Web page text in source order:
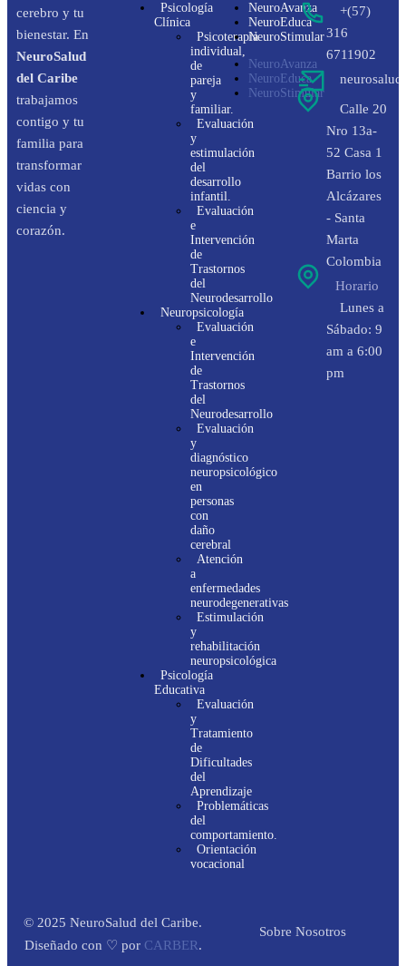
cerebro y tu
bienestar. En
NeuroSalud
del Caribe
trabajamos
contigo y tu
familia para
transformar
vidas con
ciencia y
corazón.
Psicología
Clínica
Psicoterapia
individual,
de
pareja
y
familiar.
Evaluación
y
estimulación
del
desarrollo
infantil.
Evaluación
e
Intervención
de
Trastornos
del
Neurodesarrollo
Neuropsicología
Evaluación
e
Intervención
de
Trastornos
del
Neurodesarrollo
Evaluación
y
diagnóstico
neuropsicológico
en
personas
con
daño
cerebral
Atención
a
enfermedades
neurodegenerativas
Estimulación
y
rehabilitación
neuropsicológica
Psicología
Educativa
Evaluación
y
Tratamiento
de
Dificultades
del
Aprendizaje
Problemáticas
del
comportamiento.
Orientación
vocacional
NeuroAvanza
NeuroEduca
NeuroStimular
NeuroAvanza
NeuroEduca
NeuroStimular
+(57)
316
6711902
Calle 20
Nro 13a-
52 Casa 1
Barrio los
Alcázares
- Santa
Marta
Colombia
Horario
Lunes a
Sábado: 9
am a 6:00
pm
© 2025 NeuroSalud del Caribe.
Diseñado con ♡ por CARBER.
Sobre Nosotros